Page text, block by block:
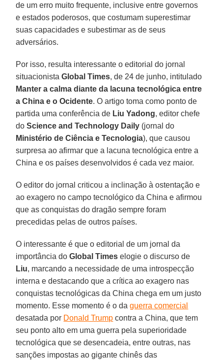
de um erro muito frequente, inclusive entre governos
e estados poderosos, que costumam superestimar
suas capacidades e subestimar as de seus
adversários.
Por isso, resulta interessante o editorial do jornal
situacionistaGlobal Times, de 24 de junho, intitulado
Manter a calma diante da lacuna tecnológica entre
a China e o Ocidente. O artigo toma como ponto de
partida uma conferência de Liu Yadong, editor chefe
doScience and Technology Daily (jornal do
Ministério de Ciência e Tecnologia), que causou
surpresa ao afirmar que a lacuna tecnológica entre a
China e os países desenvolvidos é cada vez maior.
O editor do jornal criticou a inclinação à ostentação e
ao exagero no campo tecnológico da China e afirmou
que as conquistas do dragão sempre foram
precedidas pelas de outros países.
O interessante é que o editorial de um jornal da
importância doGlobal Times elogie o discurso de
Liu, marcando a necessidade de uma introspecção
interna e destacando que a crítica ao exagero nas
conquistas tecnológicas da China chega em um justo
momento. Esse momento é o daguerra comercial
desatada por Donald Trump contra a China, que tem
seu ponto alto em uma guerra pela superioridade
tecnológica que se desencadeia, entre outras, nas
sanções impostas ao gigante chinês das